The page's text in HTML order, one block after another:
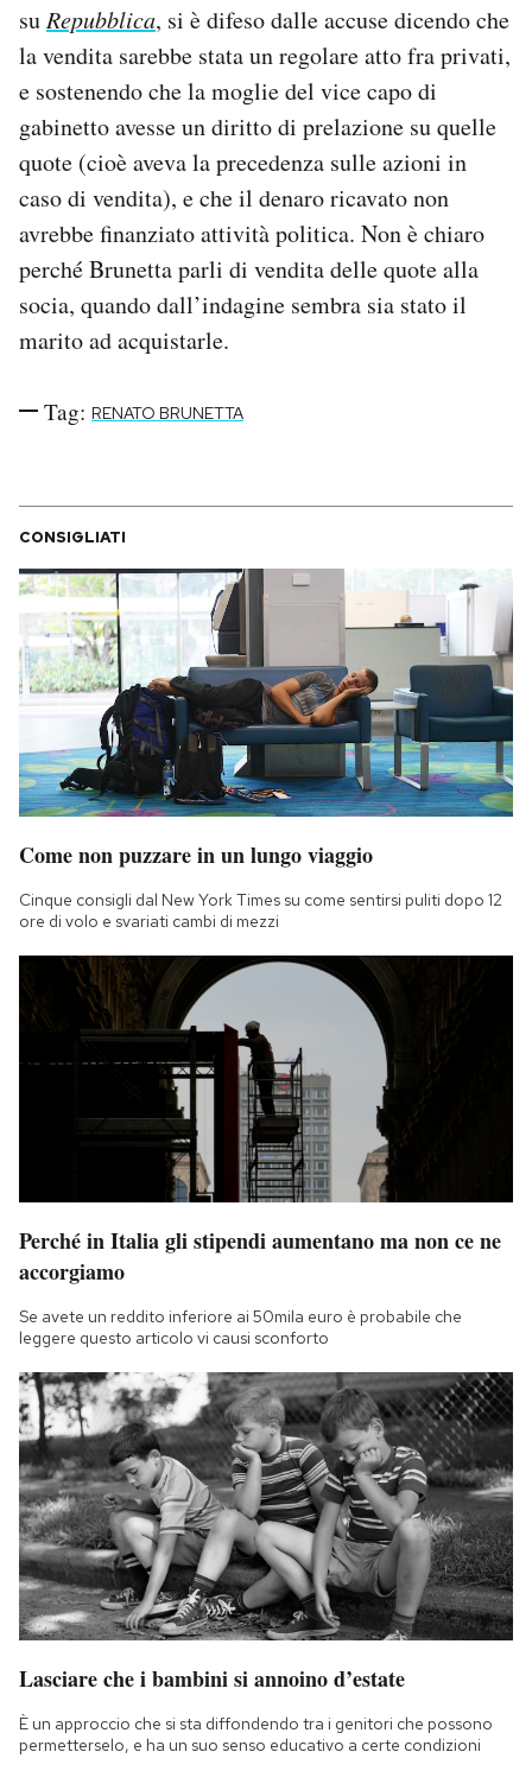
su Repubblica, si è difeso dalle accuse dicendo che
la vendita sarebbe stata un regolare atto fra privati,
e sostenendo che la moglie del vice capo di
gabinetto avesse un diritto di prelazione su quelle
quote (cioè aveva la precedenza sulle azioni in
caso di vendita), e che il denaro ricavato non
avrebbe finanziato attività politica. Non è chiaro
perché Brunetta parli di vendita delle quote alla
socia, quando dall’indagine sembra sia stato il
marito ad acquistarle.
Tag: RENATO BRUNETTA
CONSIGLIATI
Come non puzzare in un lungo viaggio
Cinque consigli dal New York Times su come sentirsi puliti dopo 12
ore di volo e svariati cambi di mezzi
Perché in Italia gli stipendi aumentano ma non ce ne
accorgiamo
Se avete un reddito inferiore ai 50mila euro è probabile che
leggere questo articolo vi causi sconforto
Lasciare che i bambini si annoino d’estate
È un approccio che si sta diffondendo tra i genitori che possono
permetterselo, e ha un suo senso educativo a certe condizioni